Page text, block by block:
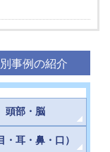
事例の紹介
頭部・脳
・耳・鼻・口）